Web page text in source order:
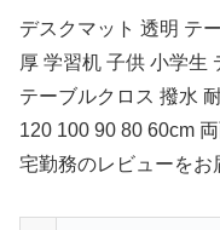
デスクマット 透明 テ
厚 学習机 子供 小学生
テーブルクロス 撥水
120 100 90 80 60cm
宅勤務のレビューをお